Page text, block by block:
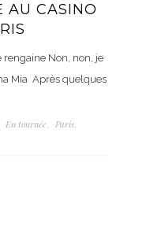
AU CASINO
rengaine Non, non, je
Mia Après quelques
En tournée, Paris,